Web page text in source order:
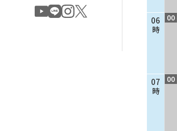
06
時
07
時
00
00